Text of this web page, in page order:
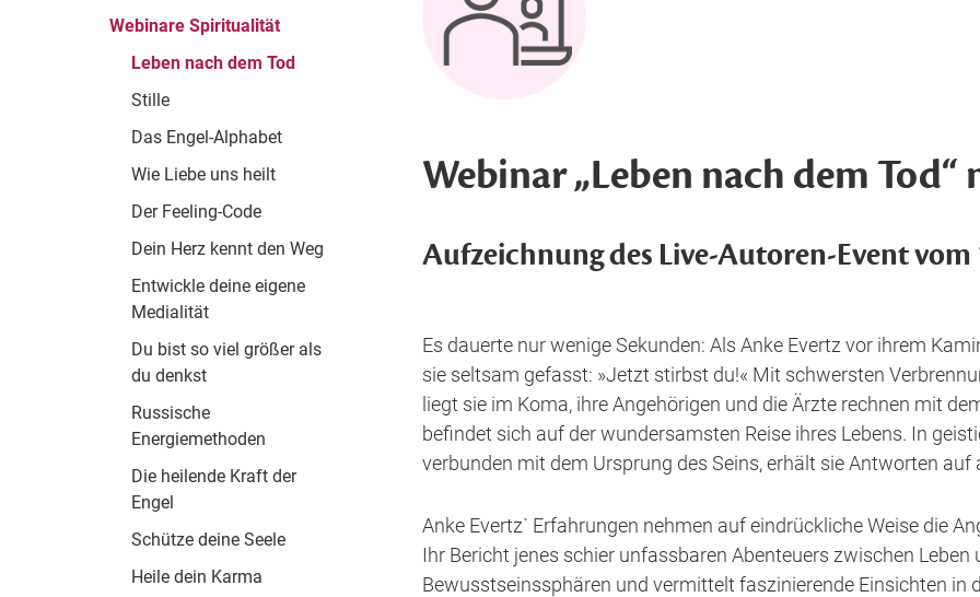
Webinare Spiritualität
Leben nach dem Tod
Stille
Das Engel-Alphabet
Wie Liebe uns heilt
Der Feeling-Code
Dein Herz kennt den Weg
Entwickle deine eigene
Medialität
Du bist so viel größer als
du denkst
Russische
Energiemethoden
Die heilende Kraft der
Engel
Schütze deine Seele
Heile dein Karma
Webinar „Leben nach dem
Aufzeichnung des Live-Autoren-Event vom
Es dauerte nur wenige Sekunden: Als Anke Evertz vor ihrem
sie seltsam gefasst: »Jetzt stirbst du!« Mit schwersten
liegt sie im Koma, ihre Angehörigen und die Ärzte rechnen mit
befindet sich auf der wundersamsten Reise ihres Lebens. In
verbunden mit dem Ursprung des Seins, erhält sie Antworten auf
Anke Evertz` Erfahrungen nehmen auf eindrückliche Weise die
Ihr Bericht jenes schier unfassbaren Abenteuers zwischen
Bewusstseinssphären und vermittelt faszinierende Einsichten in